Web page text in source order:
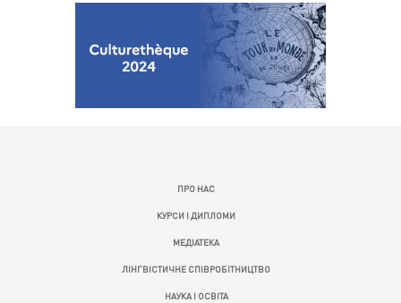
ПРО НАС
КУРСИ І ДИПЛОМИ
МЕДІАТЕКА
ЛІНГВІСТИЧНЕ СПІВРОБІТНИЦТВО
НАУКА І ОСВІТА